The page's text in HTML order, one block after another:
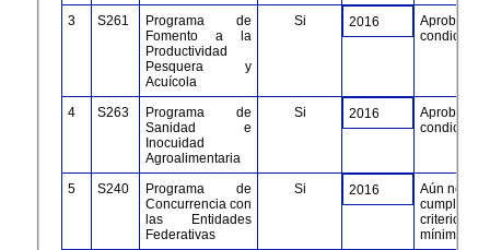
3 S261
Programa de
Fomento a la
Productividad
Pesquera y
Acuícola
Si 2016
Aprobación
4 S263
Programa de
Sanidad e
Inocuidad
Agroalimentaria​
Si 2016
Aprobación
5 S240​
Programa de
Concurrencia con
las Entidades
Federativas
Si 2016
Aún no
cumple con
criterios
mínimos